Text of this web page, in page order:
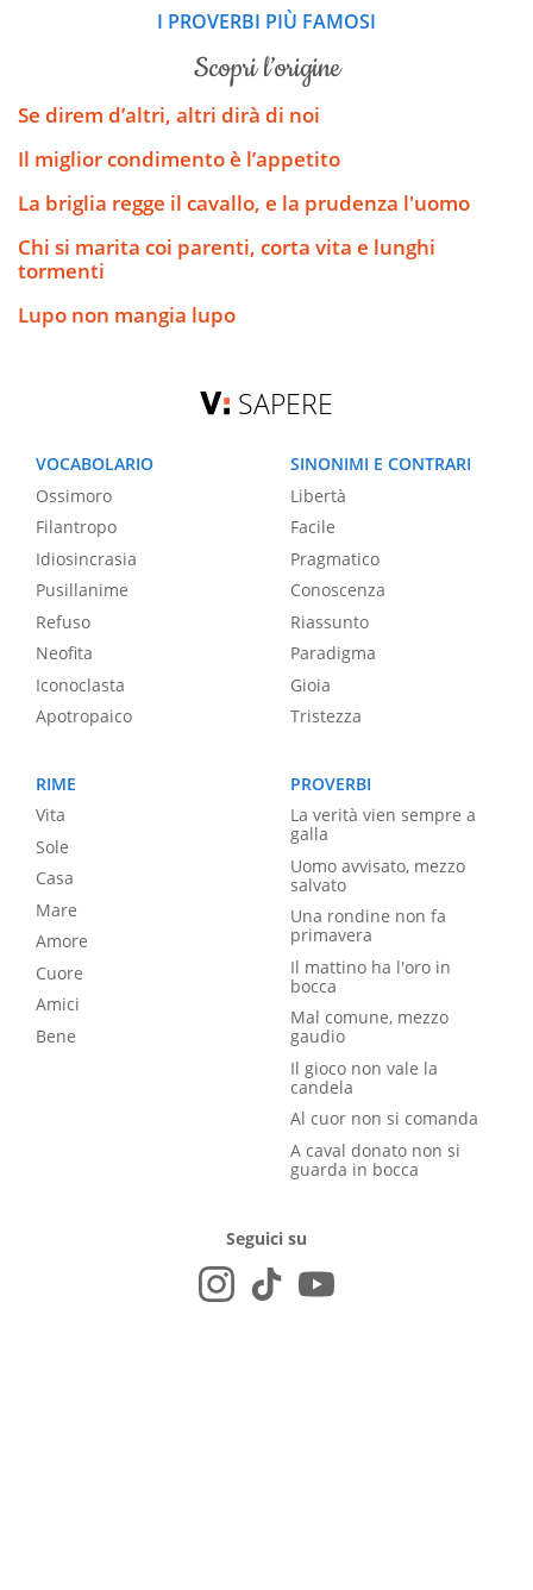
I PROVERBI PIÙ FAMOSI
scopri l’origine
Se direm d’altri, altri dirà di noi
Il miglior condimento è l’appetito
La briglia regge il cavallo, e la prudenza l'uomo
Chi si marita coi parenti, corta vita e lunghi
tormenti
Lupo non mangia lupo
SAPERE
VOCABOLARIO
Ossimoro
Filantropo
Idiosincrasia
Pusillanime
Refuso
Neofita
Iconoclasta
Apotropaico
SINONIMI E CONTRARI
Libertà
Facile
Pragmatico
Conoscenza
Riassunto
Paradigma
Gioia
Tristezza
RIME
Vita
Sole
Casa
Mare
Amore
Cuore
Amici
Bene
PROVERBI
La verità vien sempre a
galla
Uomo avvisato, mezzo
salvato
Una rondine non fa
primavera
Il mattino ha l'oro in
bocca
Mal comune, mezzo
gaudio
Il gioco non vale la
candela
Al cuor non si comanda
A caval donato non si
guarda in bocca
Seguici su